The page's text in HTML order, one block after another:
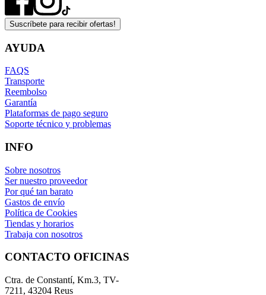
Suscríbete para recibir ofertas!
AYUDA
FAQS
Transporte
Reembolso
Garantía
Plataformas de pago seguro
Soporte técnico y problemas
INFO
Sobre nosotros
Ser nuestro proveedor
Por qué tan barato
Gastos de envío
Política de Cookies
Tiendas y horarios
Trabaja con nosotros
CONTACTO OFICINAS
Ctra. de Constantí, Km.3, TV-
7211, 43204 Reus